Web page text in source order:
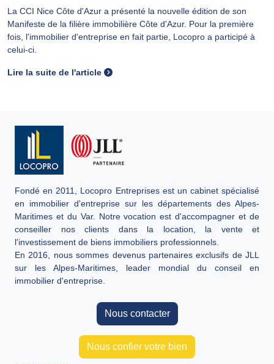
La CCI Nice Côte d'Azur a présenté la nouvelle édition de son
Manifeste de la filière immobilière Côte d'Azur. Pour la première
fois, l'immobilier d'entreprise en fait partie, Locopro a participé à
celui-ci.
Lire la suite de l'article
Fondé en 2011, Locopro Entreprises est un cabinet spécialisé
en immobilier d'entreprise sur les départements des Alpes-
Maritimes et du Var. Notre vocation est d'accompagner et de
conseiller nos clients dans la location, la vente et
l'investissement de biens immobiliers professionnels.
En 2016, nous sommes devenus partenaires exclusifs de JLL
sur les Alpes-Maritimes, leader mondial du conseil en
immobilier d'entreprise.
Nous contacter
Nous confier votre bien